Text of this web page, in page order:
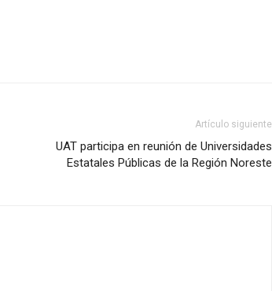
Artículo siguiente
UAT participa en reunión de Universidades
Estatales Públicas de la Región Noreste